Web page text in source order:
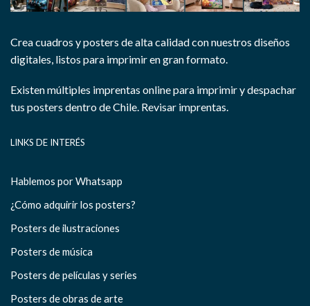
Crea cuadros y posters de alta calidad con nuestros diseños
digitales, listos para imprimir en gran formato.
Existen múltiples imprentas online para imprimir y despachar
tus posters dentro de Chile. Revisar imprentas.
LINKS DE INTERÉS
Hablemos por Whatsapp
¿Cómo adquirir los posters?
Posters de ilustraciones
Posters de música
Posters de películas y series
Posters de obras de arte